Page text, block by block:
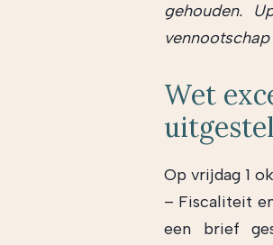
gehouden.
Wet
Op vrijdag 1
– Fiscaliteit
een brief